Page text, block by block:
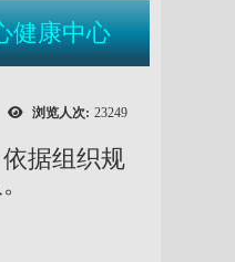
健康中心
浏览人次: 23249
据组织规